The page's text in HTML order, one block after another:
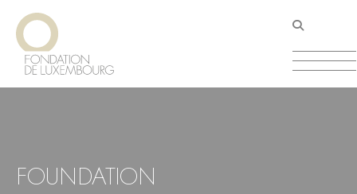
Direkt
zum
Inhalt
FOUNDATION
Cookie-Einstellungen